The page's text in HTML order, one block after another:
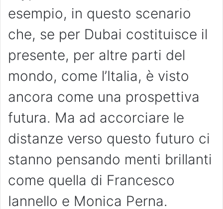
esempio, in questo scenario
che, se per Dubai costituisce il
presente, per altre parti del
mondo, come l’Italia, è visto
ancora come una prospettiva
futura. Ma ad accorciare le
distanze verso questo futuro ci
stanno pensando menti brillanti
come quella di Francesco
Iannello e Monica Perna.